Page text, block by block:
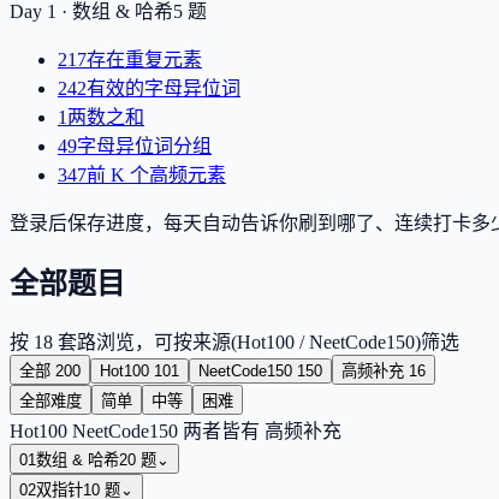
Day 1 · 数组 & 哈希5 题
217存在重复元素
242有效的字母异位词
1 两数之和
49字母异位词分组
347前 K 个高频元素
登录后保存进度，每天自动告诉你刷到哪了、连续打卡多
全部题目
按 18 套路浏览，可按来源(Hot100 / NeetCode150)筛选
全部 200 Hot100 101 NeetCode150 150 高频补充 16
全部难度
简单 中等 困难
Hot100 NeetCode150 两者皆有 高频补充
01 数组 & 哈希20 题 ⌄
02双指针10 题 ⌄